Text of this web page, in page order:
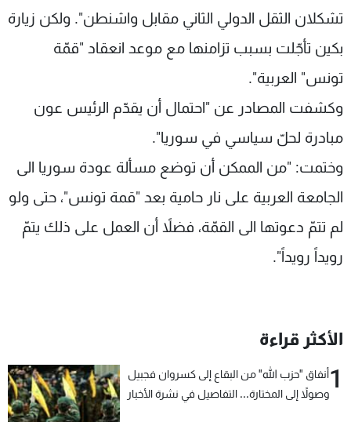
تشكلان الثقل الدولي الثاني مقابل واشنطن". ولكن زيارة
بكين تأجّلت بسبب تزامنها مع موعد انعقاد "قمّة
تونس" العربية".
وكشفت المصادر عن "احتمال أن يقدّم الرئيس عون
مبادرة لحلّ سياسي في سوريا".
وختمت: "من الممكن أن توضع مسألة عودة سوريا الى
الجامعة العربية على نار حامية بعد "قمة تونس"، حتى ولو
لم تتمّ دعوتها الى القمّة، فضلاً أن العمل على ذلك يتمّ
رويداً رويداً".
الأكثر قراءة
1أنفاق "حزب الله" من البقاع إلى كسروان فجبيل
وصولاً إلى المختارة... التفاصيل في نشرة الأخبار